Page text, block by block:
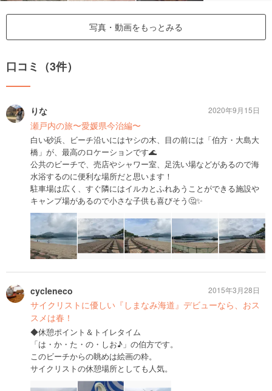
写真・動画をもっとみる
口コミ（3件）
りな
瀬戸内の旅〜愛媛県今治編〜
白い砂浜、ビーチ沿いにはヤシの木、目の前には「伯方・大島大
橋」が、最高のロケーションです🌊
公共のビーチで、売店やシャワー室、足洗い場などがあるので海
水浴するのに便利な場所だと思います！
駐車場は広く、すぐ隣にはイルカとふれあうことができる施設や
キャンプ場があるので小さな子供も喜びそう🤔✨
2020年9月15日
cycleneco
サイクリストに優しい『しまなみ海道』デビューなら、おス
スメは春！
◆休憩ポイント＆トイレタイム
「は・か・た・の・しお♪」の伯方です。
このビーチからの眺めは絵画の粋。
サイクリストの休憩場所としても人気。
2015年3月28日